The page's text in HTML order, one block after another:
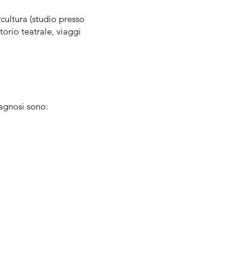
(studio presso
teatrale, viaggi
sono: